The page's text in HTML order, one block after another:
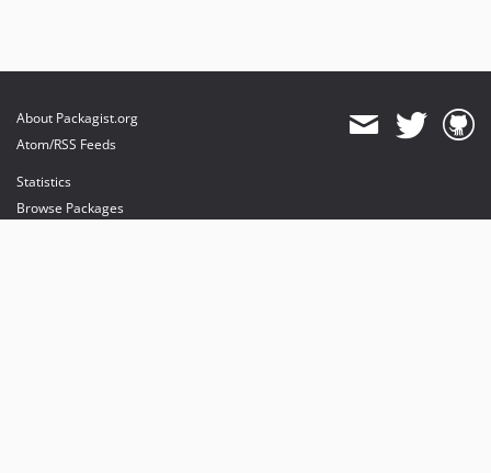
About Packagist.org
Atom/RSS Feeds
Statistics
Browse Packages